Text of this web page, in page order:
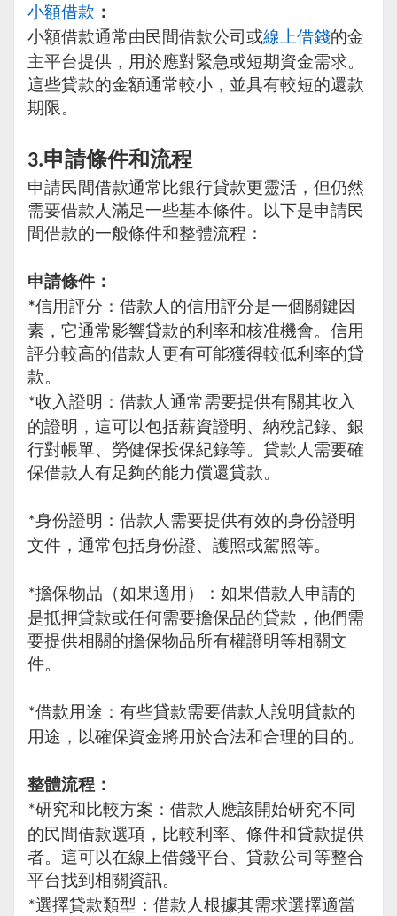
小額借款 ：
小額借款通常由民間借款公司或線上借錢的金
主平台提供，用於應對緊急或短期資金需求。
這些貸款的金額通常較小，並具有較短的還款
期限。
3.申請條件和流程
申請民間借款通常比銀行貸款更靈活，但仍然
需要借款人滿足一些基本條件。以下是申請民
間借款的一般條件和整體流程：
申請條件：
*信用評分：借款人的信用評分是一個關鍵因
素，它通常影響貸款的利率和核准機會。信用
評分較高的借款人更有可能獲得較低利率的貸
款。
*收入證明：借款人通常需要提供有關其收入
的證明，這可以包括薪資證明、納稅記錄、銀
行對帳單、勞健保投保紀錄等。貸款人需要確
保借款人有足夠的能力償還貸款。
*身份證明：借款人需要提供有效的身份證明
文件，通常包括身份證、護照或駕照等。
*擔保物品（如果適用）：如果借款人申請的
是抵押貸款或任何需要擔保品的貸款，他們需
要提供相關的擔保物品所有權證明等相關文
件。
*借款用途：有些貸款需要借款人說明貸款的
用途，以確保資金將用於合法和合理的目的。
整體流程：
*研究和比較方案：借款人應該開始研究不同
的民間借款選項，比較利率、條件和貸款提供
者。這可以在線上借錢平台、貸款公司等整合
平台找到相關資訊。
*選擇貸款類型：借款人根據其需求選擇適當